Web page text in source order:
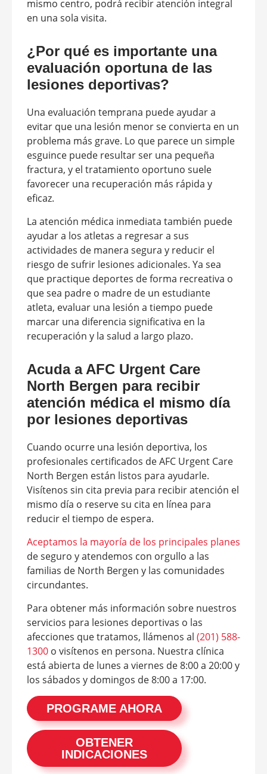
mismo centro, podrá recibir atención integral
en una sola visita.
¿Por qué es importante una
evaluación oportuna de las
lesiones deportivas?
Una evaluación temprana puede ayudar a
evitar que una lesión menor se convierta en un
problema más grave. Lo que parece un simple
esguince puede resultar ser una pequeña
fractura, y el tratamiento oportuno suele
favorecer una recuperación más rápida y
eficaz.
La atención médica inmediata también puede
ayudar a los atletas a regresar a sus
actividades de manera segura y reducir el
riesgo de sufrir lesiones adicionales. Ya sea
que practique deportes de forma recreativa o
que sea padre o madre de un estudiante
atleta, evaluar una lesión a tiempo puede
marcar una diferencia significativa en la
recuperación y la salud a largo plazo.
Acuda a AFC Urgent Care
North Bergen para recibir
atención médica el mismo día
por lesiones deportivas
Cuando ocurre una lesión deportiva, los
profesionales certificados de AFC Urgent Care
North Bergen están listos para ayudarle.
Visítenos sin cita previa para recibir atención el
mismo día o reserve su cita en línea para
reducir el tiempo de espera.
Aceptamos la mayoría de los principales planes
de seguro y atendemos con orgullo a las
familias de North Bergen y las comunidades
circundantes.
Para obtener más información sobre nuestros
servicios para lesiones deportivas o las
afecciones que tratamos, llámenos al (201) 588-
1300 o visítenos en persona. Nuestra clínica
está abierta de lunes a viernes de 8:00 a 20:00 y
los sábados y domingos de 8:00 a 17:00.
PROGRAME AHORA
OBTENER
INDICACIONES